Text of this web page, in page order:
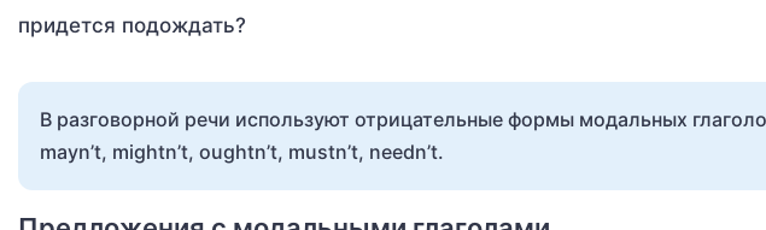
придется подождать?
В разговорной речи используют отрицательные формы модальных
mayn’t, mightn’t, oughtn’t, mustn’t, needn’t.